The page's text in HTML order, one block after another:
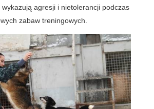
wykazują agresji i nietolerancji podczas
zabaw treningowych.